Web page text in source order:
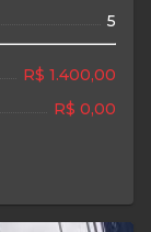
5
R$ 1.400,00
R$ 0,00